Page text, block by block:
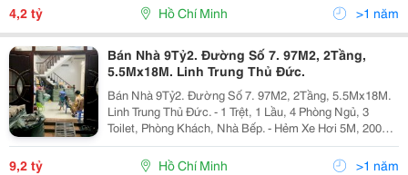
4,2 tỷ Hồ Chí Minh >1 năm
Bán Nhà 9Tỷ2. Đường Số 7. 97M2, 2Tầng,
5.5Mx18M. Linh Trung Thủ Đức.
Bán Nhà 9Tỷ2. Đường Số 7. 97M2, 2Tầng, 5.5Mx18M.
Linh Trung Thủ Đức. - 1 Trệt, 1 Lầu, 4 Phòng Ngủ, 3
Toilet, Phòng Khách, Nhà Bếp. - Hẻm Xe Hơi 5M, 200M
Ra Mặt Tiền Hoàng Diệu 2. - Gần Trường Đại Học: Ngân
Hàng, Sp Kỹ Thuật - Sổ Vuông, Pháp Lý...
9,2 tỷ Hồ Chí Minh >1 năm